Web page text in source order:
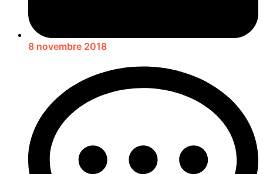
8 novembre 2018